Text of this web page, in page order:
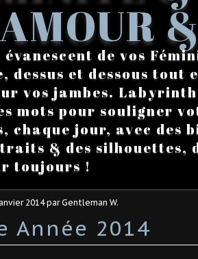
évanescent de vos
dessus et dessous
vos jambes.
mots pour souligner
chaque jour, avec
& des silhouettes,
toujours !
2014par Gentleman W.
Année 2014